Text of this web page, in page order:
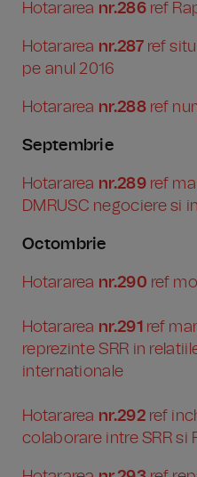
Hotararea nr.286ref
Hotararea nr.287ref
pe anul 2016
Hotararea nr.288ref
Septembrie
Hotararea nr.289 ref
DMRUSC negociere si
Octombrie
Hotararea nr.290 ref
Hotararea nr.291 ref
reprezinte SRR in
internationale
Hotararea nr.292ref
colaborare intre SRR si